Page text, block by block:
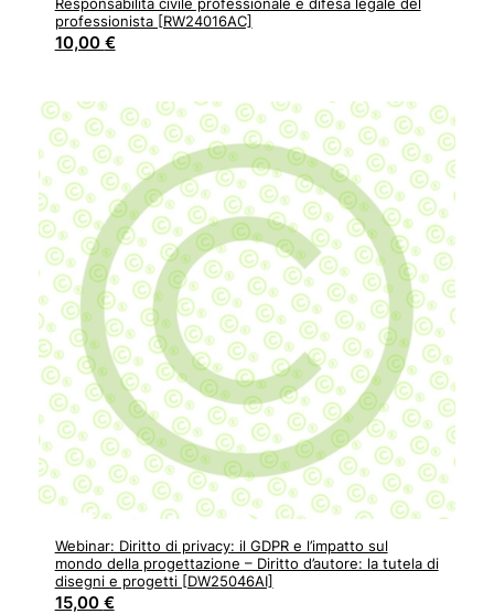
professionista [RW24016AC]
10,00 €
Webinar: Diritto di privacy: il GDPR e l’impatto sul
mondo della progettazione – Diritto d’autore: la tutela di
disegni e progetti [DW25046AI]
15,00 €